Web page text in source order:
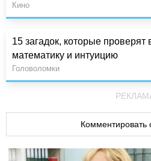
Кино
15 загадок, которые проверят
математику и интуицию
Головоломки
Комментировать